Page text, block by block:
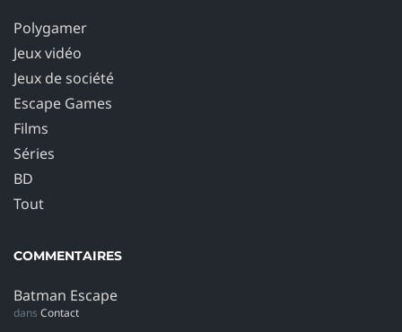
Polygamer
Jeux vidéo
Jeux de société
Escape Games
Films
Séries
BD
Tout
COMMENTAIRES
Batman Escape
dans Contact